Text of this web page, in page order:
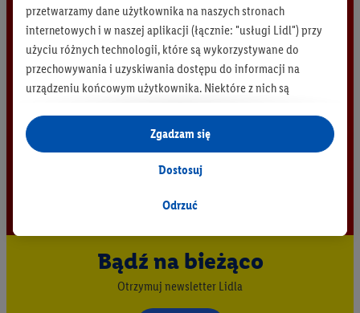
Bądź na bieżąco
Otrzymuj newsletter Lidla
przetwarzamy dane użytkownika na naszych stronach
internetowych i w naszej aplikacji (łącznie: "usługi Lidl") przy
użyciu różnych technologii, które są wykorzystywane do
przechowywania i uzyskiwania dostępu do informacji na
urządzeniu końcowym użytkownika. Niektóre z nich są
są za zgodą użytkownika - również przez partnerów (
jako odrębnych
administratorów lub współadministratorów
danych osobowych; w związku z IAB TCF łącznie
generowania statystyk lub prezentowania
odbywa się w celu kontrolowania naszych własnych reklam i
umożliwienia podmiotom trzecim wyświetlania treści
Odrzuć
Dostosuj
Zgadzam się